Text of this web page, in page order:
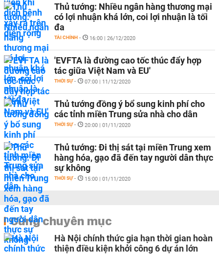
Thủ tướng: Nhiều ngân hàng thương mại
có lợi nhuận khá lớn, coi lợi nhuận là tối
đa
TÀI CHÍNH - 16:00 | 26/12/2020
'EVFTA là đường cao tốc thúc đẩy hợp
tác giữa Việt Nam và EU'
THỜI SỰ - 07:00 | 11/12/2020
Thủ tướng đồng ý bổ sung kinh phí cho
các tỉnh miền Trung sửa nhà cho dân
THỜI SỰ - 20:00 | 01/11/2020
Thủ tướng: Đi thị sát tại miền Trung xem
hàng hóa, gạo đã đến tay người dân thực
sự không
THỜI SỰ - 15:00 | 01/11/2020
Cùng chuyên mục
Hà Nội chính thức gia hạn thời gian hoàn
thiện điều kiện khởi công 6 dự án lớn